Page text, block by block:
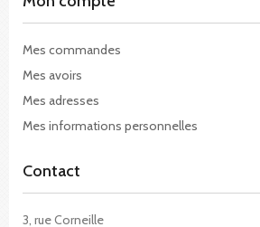
Mes commandes
Mes avoirs
Mes adresses
Mes informations personnelles
Contact
3, rue Corneille